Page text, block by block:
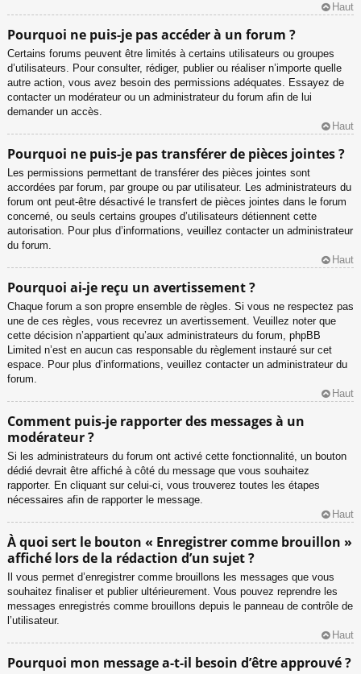
Haut
Pourquoi ne puis-je pas accéder à un forum ?
Certains forums peuvent être limités à certains utilisateurs ou groupes
d’utilisateurs. Pour consulter, rédiger, publier ou réaliser n’importe quelle
autre action, vous avez besoin des permissions adéquates. Essayez de
contacter un modérateur ou un administrateur du forum afin de lui
demander un accès.
Haut
Pourquoi ne puis-je pas transférer de pièces jointes ?
Les permissions permettant de transférer des pièces jointes sont
accordées par forum, par groupe ou par utilisateur. Les administrateurs du
forum ont peut-être désactivé le transfert de pièces jointes dans le forum
concerné, ou seuls certains groupes d’utilisateurs détiennent cette
autorisation. Pour plus d’informations, veuillez contacter un administrateur
du forum.
Haut
Pourquoi ai-je reçu un avertissement ?
Chaque forum a son propre ensemble de règles. Si vous ne respectez pas
une de ces règles, vous recevrez un avertissement. Veuillez noter que
cette décision n’appartient qu’aux administrateurs du forum, phpBB
Limited n’est en aucun cas responsable du règlement instauré sur cet
espace. Pour plus d’informations, veuillez contacter un administrateur du
forum.
Haut
Comment puis-je rapporter des messages à un
modérateur ?
Si les administrateurs du forum ont activé cette fonctionnalité, un bouton
dédié devrait être affiché à côté du message que vous souhaitez
rapporter. En cliquant sur celui-ci, vous trouverez toutes les étapes
nécessaires afin de rapporter le message.
Haut
À quoi sert le bouton « Enregistrer comme brouillon »
affiché lors de la rédaction d’un sujet ?
Il vous permet d’enregistrer comme brouillons les messages que vous
souhaitez finaliser et publier ultérieurement. Vous pouvez reprendre les
messages enregistrés comme brouillons depuis le panneau de contrôle de
l’utilisateur.
Haut
Pourquoi mon message a-t-il besoin d’être approuvé ?